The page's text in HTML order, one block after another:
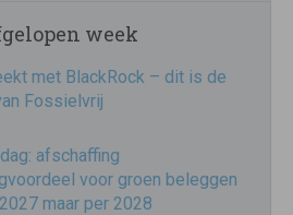
week
met BlackRock – dit is de
Fossielvrij
afschaffing
voor groen beleggen
maar per 2028